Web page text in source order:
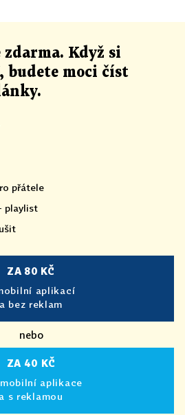
zdarma. Když si
budete moci číst
.
přátele
playlist
ZA 80 KČ
aplikací
a bez reklam
nebo
ZA 40 KČ
aplikace
a s reklamou